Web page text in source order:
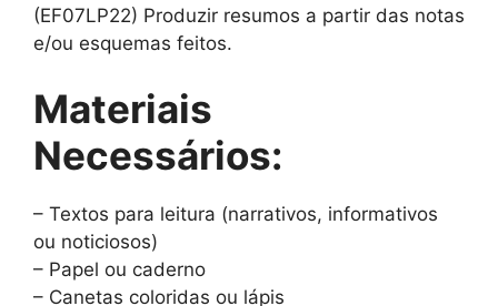
(EF07LP22) Produzir resumos a partir das notas
e/ou esquemas feitos.
Materiais
Necessários:
– Textos para leitura (narrativos, informativos
ou noticiosos)
– Papel ou caderno
– Canetas coloridas ou lápis